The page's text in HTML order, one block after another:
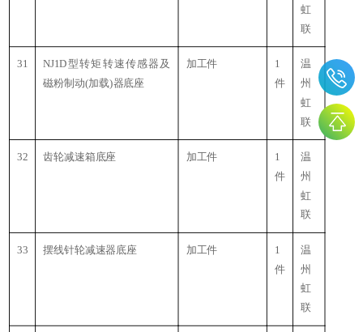
虹
联
31
NJ1D型转矩转速传感器及
磁粉制动(加载)器底座
加工件
1
件
温
州
虹
联
32 齿轮减速箱底座 加工件
1
件
温
州
虹
联
33 摆线针轮减速器底座 加工件
1
件
温
州
虹
联